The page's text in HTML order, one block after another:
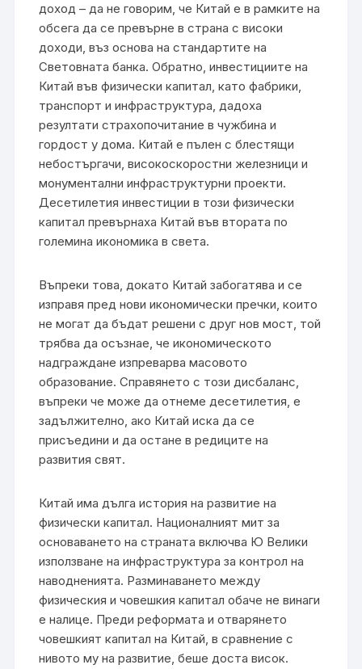
доход – да не говорим, че Китай е в рамките на
обсега да се превърне в страна с високи
доходи, въз основа на стандартите на
Световната банка. Обратно, инвестициите на
Китай във физически капитал, като фабрики,
транспорт и инфраструктура, дадоха
резултати страхопочитание в чужбина и
гордост у дома. Китай е пълен с блестящи
небостъргачи, високоскоростни железници и
монументални инфраструктурни проекти.
Десетилетия инвестиции в този физически
капитал превърнаха Китай във втората по
големина икономика в света.
Въпреки това, докато Китай забогатява и се
изправя пред нови икономически пречки, които
не могат да бъдат решени с друг нов мост, той
трябва да осъзнае, че икономическото
надграждане изпреварва масовото
образование. Справянето с този дисбаланс,
въпреки че може да отнеме десетилетия, е
задължително, ако Китай иска да се
присъедини и да остане в редиците на
развития свят.
Китай има дълга история на развитие на
физически капитал. Националният мит за
основаването на страната включва Ю Велики
използване на инфраструктура за контрол на
наводненията. Разминаването между
физическия и човешкия капитал обаче не винаги
е налице. Преди реформата и отварянето
човешкият капитал на Китай, в сравнение с
нивото му на развитие, беше доста висок.